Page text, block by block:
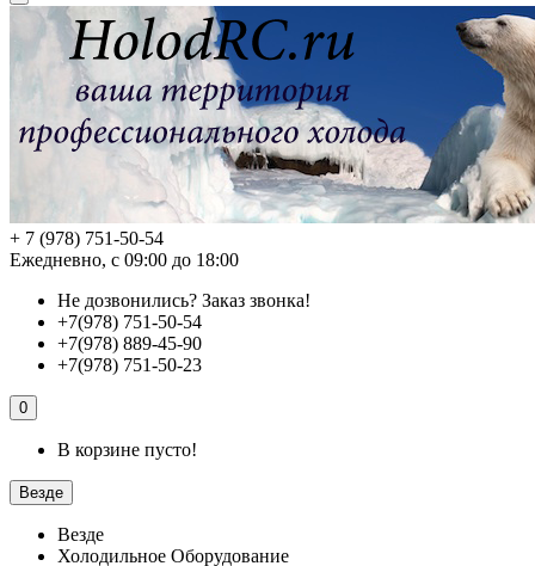
+ 7 (978) 751-50-54
Ежедневно, с 09:00 до 18:00
Не дозвонились? Заказ звонка!
+7(978) 751-50-54
+7(978) 889-45-90
+7(978) 751-50-23
0
В корзине пусто!
Везде
Везде
Холодильное Оборудование